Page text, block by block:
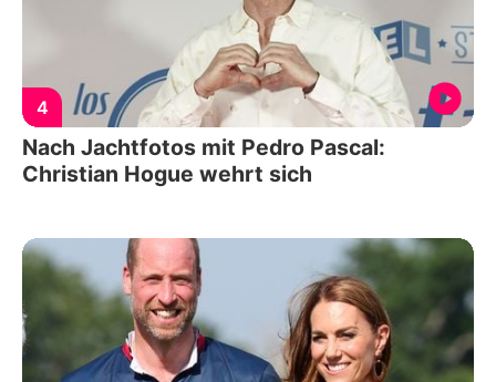
4
Nach Jachtfotos mit Pedro Pascal:
Christian Hogue wehrt sich